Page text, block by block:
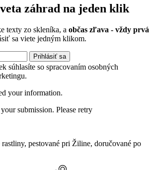
záhrad na jeden klik
texty zo skleníka, a občas zľava - vždy prvá
sa viete jedným klikom.
Prihlásiť sa
súhlasíte so spracovaním osobných
your information.
submission. Please retry
pestované pri Žiline, doručované po